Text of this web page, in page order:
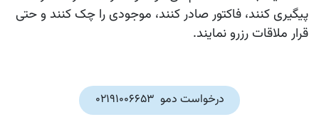
پیگیری کنند، فاکتور صادر کنند، موجودی را چک کنند و حتی
قرار ملاقات رزرو نمایند.
درخواست دمو 02191006653